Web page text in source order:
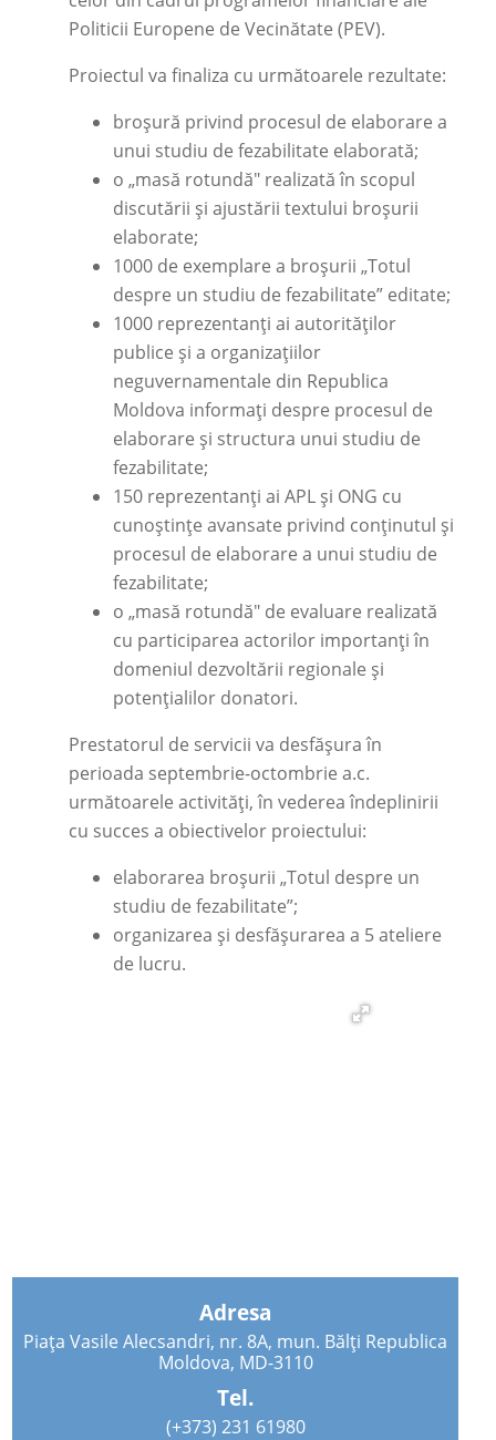
Politicii Europene de Vecinătate (PEV).
Proiectul va finaliza cu următoarele rezultate:
broșură privind procesul de elaborare a
unui studiu de fezabilitate elaborată;
o „masă rotundă" realizată în scopul
discutării și ajustării textului broșurii
elaborate;
1000 de exemplare a broșurii „Totul
despre un studiu de fezabilitate” editate;
1000 reprezentanți ai autorităților
publice și a organizațiilor
neguvernamentale din Republica
Moldova informați despre procesul de
elaborare și structura unui studiu de
fezabilitate;
150 reprezentanți ai APL și ONG cu
cunoștințe avansate privind conținutul și
procesul de elaborare a unui studiu de
fezabilitate;
o „masă rotundă" de evaluare realizată
cu participarea actorilor importanți în
domeniul dezvoltării regionale și
potențialilor donatori.
Prestatorul de servicii va desfășura în
perioada septembrie-octombrie a.c.
următoarele activități, în vederea îndeplinirii
cu succes a obiectivelor proiectului:
elaborarea broșurii „Totul despre un
studiu de fezabilitate”;
organizarea și desfășurarea a 5 ateliere
de lucru.
Adresa
Piața Vasile Alecsandri, nr. 8A, mun. Bălți Republica
Moldova, MD-3110
Tel.
(+373) 231 61980